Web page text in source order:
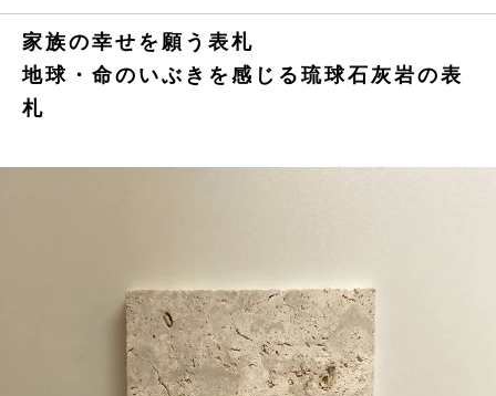
家族の幸せを願う表札
地球・命のいぶきを感じる琉球石灰岩の表
札